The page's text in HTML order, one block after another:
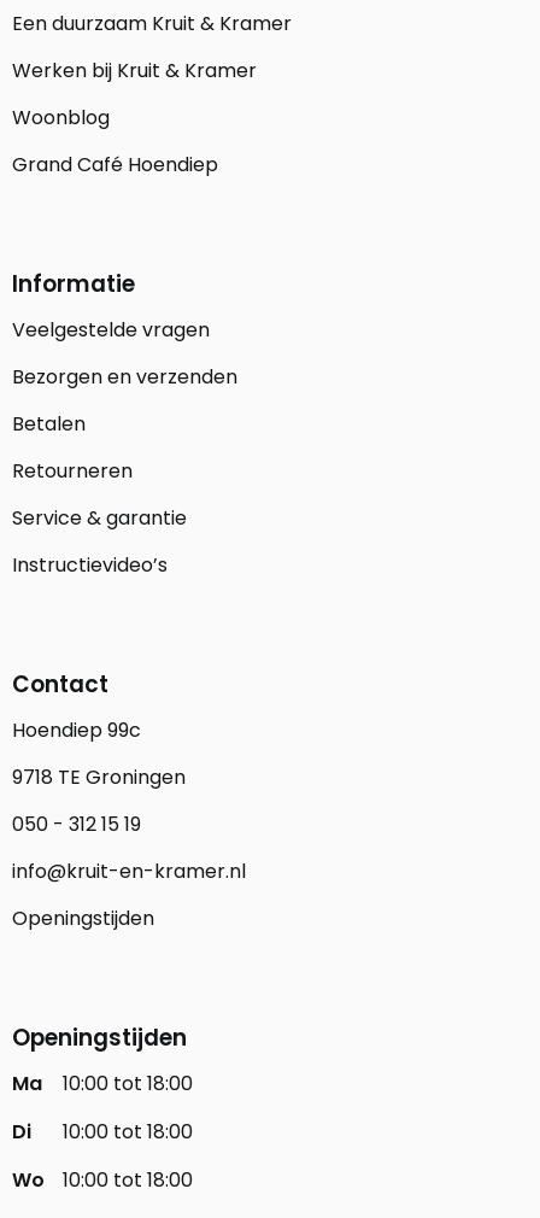
Een duurzaam Kruit & Kramer
Werken bij Kruit & Kramer
Woonblog
Grand Café Hoendiep
Informatie
Veelgestelde vragen
Bezorgen en verzenden
Betalen
Retourneren
Service & garantie
Instructievideo’s
Contact
Hoendiep 99c
9718 TE Groningen
050 - 312 15 19
info@kruit-en-kramer.nl
Openingstijden
Openingstijden
Ma
10:00 tot 18:00
Di
10:00 tot 18:00
Wo
10:00 tot 18:00